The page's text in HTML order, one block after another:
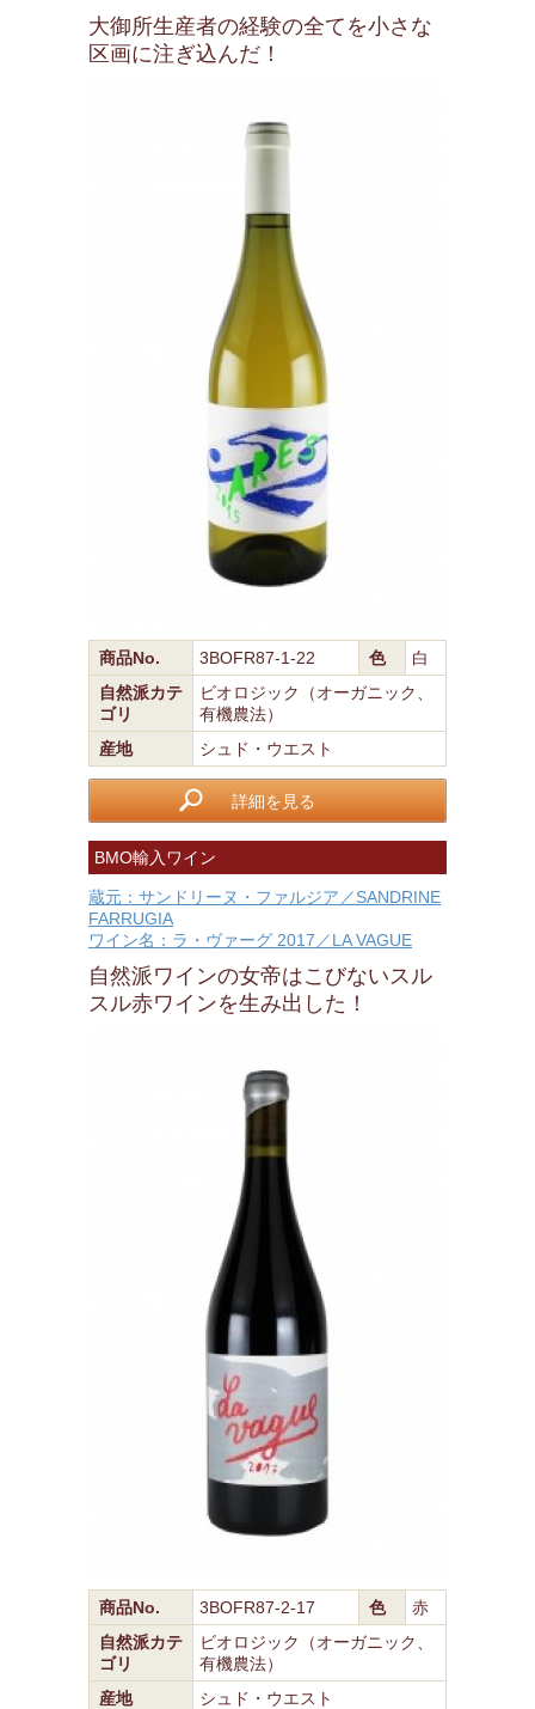
大御所生産者の経験の全てを小さな
区画に注ぎ込んだ！
商品No. 3BOFR87-1-22 色
白
自然派カテ
ゴリ
ビオロジック（オーガニック、
有機農法）
産地
シュド・ウエスト
詳細を見る
BMO輸入ワイン
蔵元：サンドリーヌ・ファルジア／SANDRINE
FARRUGIA
ワイン名：ラ・ヴァーグ 2017／LA VAGUE
自然派ワインの女帝はこびないスル
スル赤ワインを生み出した！
商品No. 3BOFR87-2-17 色
赤
自然派カテ
ゴリ
ビオロジック（オーガニック、
有機農法）
産地
シュド・ウエスト